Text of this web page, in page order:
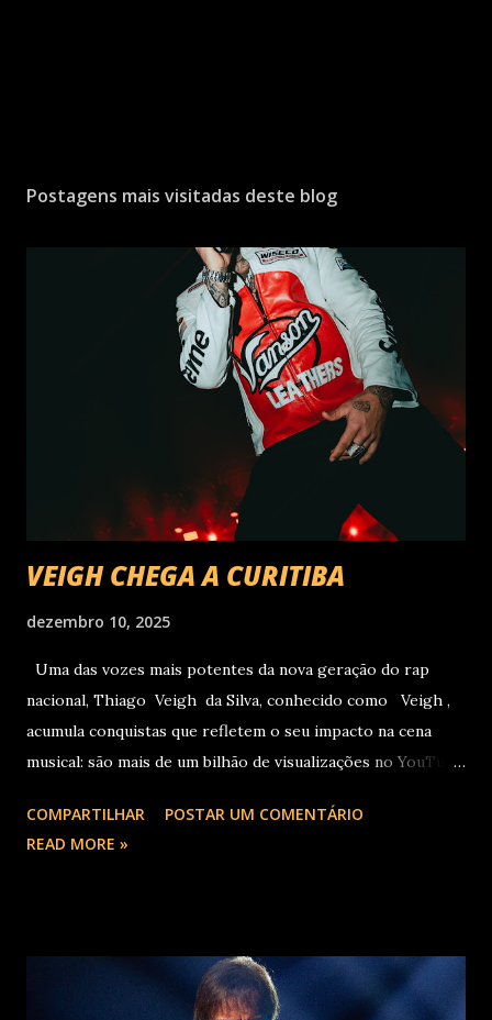
Postagens mais visitadas deste blog
VEIGH CHEGA A CURITIBA
dezembro 10, 2025
Uma das vozes mais potentes da nova geração do rap
nacional, Thiago Veigh da Silva, conhecido como Veigh ,
acumula conquistas que refletem o seu impacto na cena
musical: são mais de um bilhão de visualizações no YouTube,
10 milhões de seguidores nas redes sociais, além de figurar
entre os nomes da prestigiada lista Forbes Under 30 de
milhões de plays em menos de 24 horas após o
lançamento. Com uma estética mais madura, o álbum marca
COMPARTILHAR
POSTAR UM COMENTÁRIO
READ MORE »